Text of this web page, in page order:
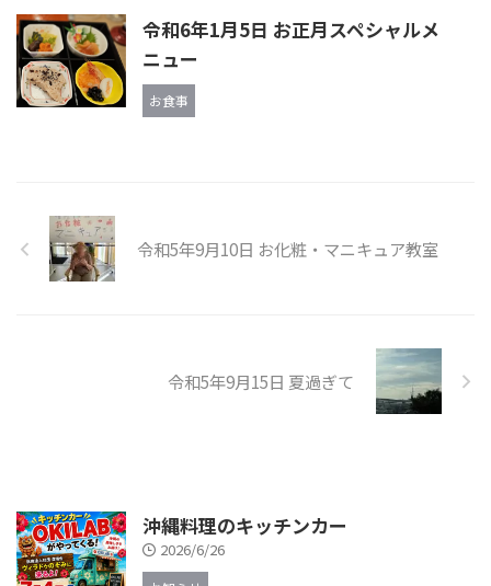
令和6年1月5日 お正月スペシャルメ
ニュー
お食事
令和5年9月10日 お化粧・マニキュア教室
令和5年9月15日 夏過ぎて
沖縄料理のキッチンカー
2026/6/26